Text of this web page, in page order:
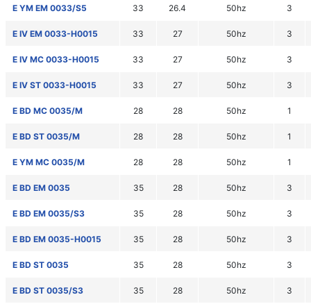
E YM EM 0033/S5 33 26.4 50hz 3
E IV EM 0033-H0015 33 27 50hz 3
E IV MC 0033-H0015 33 27 50hz 3
E IV ST 0033-H0015 33 27 50hz 3
E BD MC 0035/M 28 28 50hz 1
E BD ST 0035/M 28 28 50hz 1
E YM MC 0035/M 28 28 50hz 1
E BD EM 0035 35 28 50hz 3
E BD EM 0035/S3 35 28 50hz 3
E BD EM 0035-H0015 35 28 50hz 3
E BD ST 0035 35 28 50hz 3
E BD ST 0035/S3 35 28 50hz 3